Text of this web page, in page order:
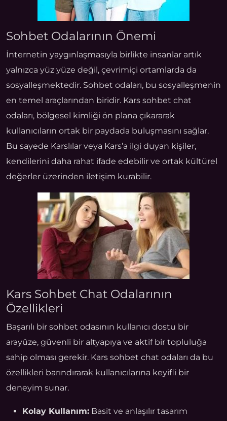
Sohbet Odalarının Önemi
İnternetin yaygınlaşmasıyla birlikte insanlar artık
yalnızca yüz yüze değil, çevrimiçi ortamlarda da
sosyalleşmektedir. Sohbet odaları, bu sosyalleşmenin
en temel araçlarından biridir. Kars sohbet chat
odaları, bölgesel kimliği ön plana çıkararak
kullanıcıların ortak bir paydada buluşmasını sağlar.
Bu sayede Karslılar veya Kars’a ilgi duyan kişiler,
kendilerini daha rahat ifade edebilir ve ortak kültürel
değerler üzerinden iletişim kurabilir.
Kars Sohbet Chat Odalarının
Özellikleri
Başarılı bir sohbet odasının kullanıcı dostu bir
arayüze, güvenli bir altyapıya ve aktif bir topluluğa
sahip olması gerekir. Kars sohbet chat odaları da bu
özellikleri barındırarak kullanıcılarına keyifli bir
deneyim sunar.
Kolay Kullanım: Basit ve anlaşılır tasarım